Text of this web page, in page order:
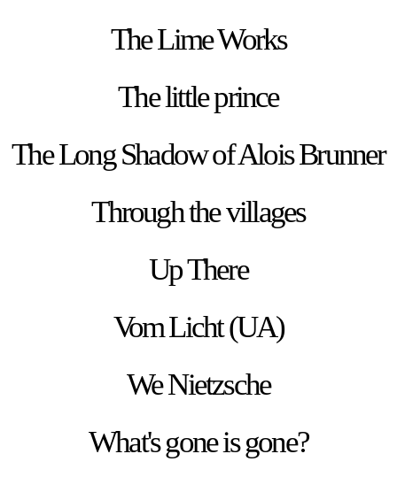
The Lime Works
The little prince
The Long Shadow of Alois Brunner
Through the villages
Up There
Vom Licht (UA)
We Nietzsche
What's gone is gone?